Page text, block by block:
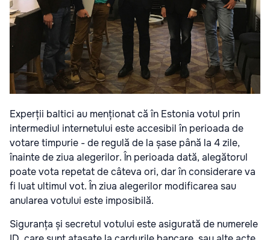
Experții baltici au menționat că în Estonia votul prin
intermediul internetului este accesibil în perioada de
votare timpurie - de regulă de la șase până la 4 zile,
înainte de ziua alegerilor. În perioada dată, alegătorul
poate vota repetat de câteva ori, dar în considerare va
fi luat ultimul vot. În ziua alegerilor modificarea sau
anularea votului este imposibilă.
Siguranța și secretul votului este asigurată de numerele